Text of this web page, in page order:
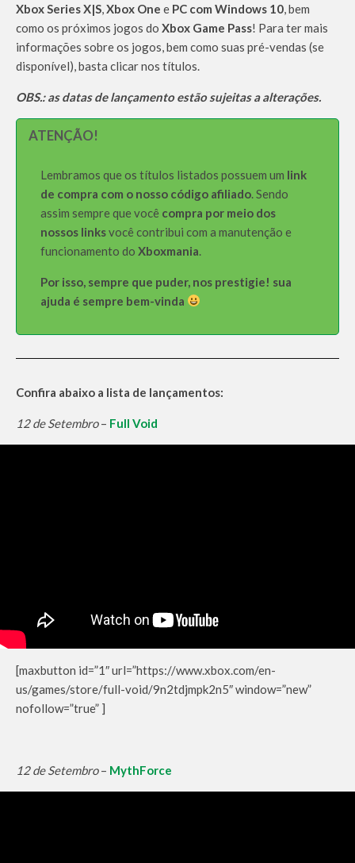
Xbox Series X|S,Xbox One e PC com Windows 10, bem
como os próximos jogos do Xbox Game Pass! Para ter mais
informações sobre os jogos, bem como suas pré-vendas (se
disponível), basta clicar nos títulos.
OBS.: as datas de lançamento estão sujeitas a alterações.
ATENÇÃO!
Lembramos que os títulos listados possuem um link
de compra com o nosso código afiliado. Sendo
assim sempre que você compra por meio dos
nossos linksvocê contribui com a manutenção e
funcionamento do Xboxmania.
Por isso, sempre que puder, nos prestigie! sua
ajuda é sempre bem-vinda
Confira abaixo a lista de lançamentos:
12 de Setembro– Full Void
[maxbutton id=”1″ url=”https://www.xbox.com/en-
us/games/store/full-void/9n2tdjmpk2n5″ window=”new”
nofollow=”true” ]
12 de Setembro– MythForce